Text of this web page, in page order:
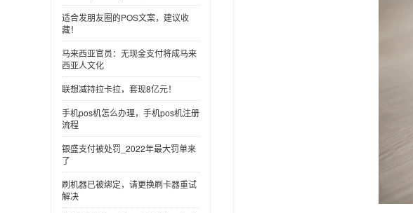
适合发朋友圈的POS文案，建议收
藏！
马来西亚官员：无现金支付将成马来
西亚人文化
联想减持拉卡拉，套现8亿元！
手机pos机怎么办理，手机pos机注册
流程
银盛支付被处罚_2022年最大罚单来
了
刷机器已被绑定，请更换刷卡器重试
解决